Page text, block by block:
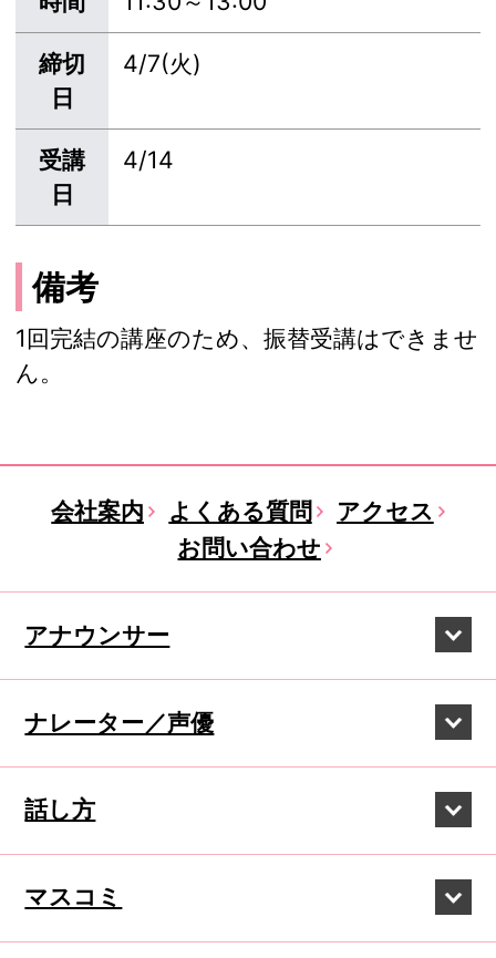
締切
日
4/7(火)
受講
日
4/14
備考
1回完結の講座のため、振替受講はできませ
ん。
会社案内 よくある質問
アクセス
お問い合わせ
アナウンサー
ナレーター／声優
話し方
マスコミ